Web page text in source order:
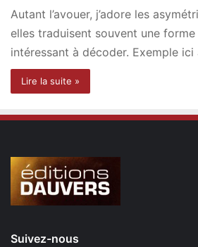
Autant l’avouer, j’adore les
elles traduisent souvent une forme
intéressant à décoder. Exemple
Lire la suite »
Suivez-nous